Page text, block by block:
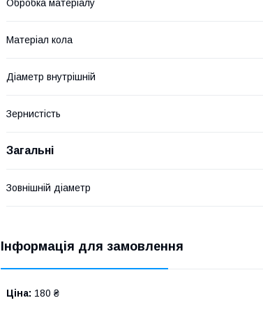
Обробка матеріалу
Матеріал кола
Діаметр внутрішній
Зернистість
Загальні
Зовнішній діаметр
Інформація для замовлення
Ціна: 180 ₴